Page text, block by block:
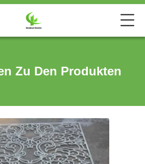
Zu Den Produkten